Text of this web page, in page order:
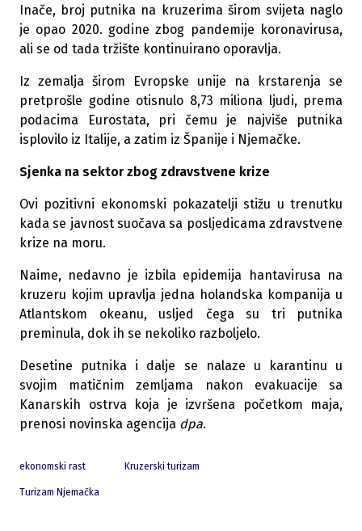
Inače, broj putnika na kruzerima širom svijeta naglo
je opao 2020. godine zbog pandemije koronavirusa,
ali se od tada tržište kontinuirano oporavlja.
Iz zemalja širom Evropske unije na krstarenja se
pretprošle godine otisnulo 8,73 miliona ljudi, prema
podacima Eurostata, pri čemu je najviše putnika
isplovilo iz Italije, a zatim iz Španije i Njemačke.
Sjenka na sektor zbog zdravstvene krize
Ovi pozitivni ekonomski pokazatelji stižu u trenutku
kada se javnost suočava sa posljedicama zdravstvene
krize na moru.
Naime, nedavno je izbila epidemija hantavirusa na
kruzeru kojim upravlja jedna holandska kompanija u
Atlantskom okeanu, usljed čega su tri putnika
preminula, dok ih se nekoliko razboljelo.
Desetine putnika i dalje se nalaze u karantinu u
svojim matičnim zemljama nakon evakuacije sa
Kanarskih ostrva koja je izvršena početkom maja,
prenosi novinska agencija dpa.
ekonomski rast Kruzerski turizam
Turizam Njemačka